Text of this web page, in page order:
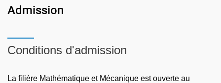
Admission
Conditions d'admission
La filière Mathématique et Mécanique est ouverte au